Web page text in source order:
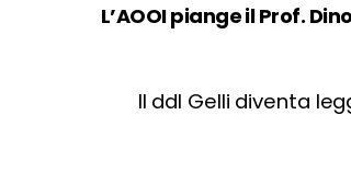
L’AOOI piange il Prof.
Il ddl Gelli diventa